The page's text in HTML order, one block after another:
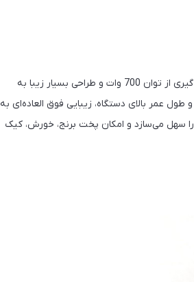
پلوپز 10 نفره تکنو مدل Te-606، از دیگر لوازم پیشرفته با فناوری‌های مدرن است که با بهره گیری از توان 700 وات و طراحی بسیار زیبا به
عمر بالای دستگاه، زیبایی فوق العاده‌ای به
را سهل می‌سازد و امکان پخت برنج، خورش، کیک